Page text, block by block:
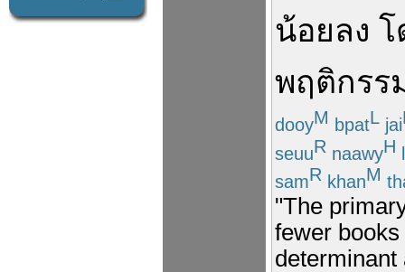
น้อยลง โ
พฤติกรร
dooyM bpatL jai
seuuR naawyH
samR khanM
"The
fewer
determinant